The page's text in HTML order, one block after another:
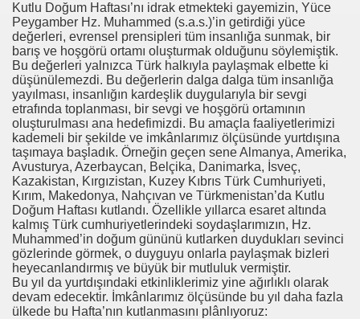
Kutlu Doğum Haftası’nı idrak etmekteki gayemizin, Yüce
Peygamber Hz. Muhammed (s.a.s.)’in getirdiği yüce
değerleri, evrensel prensipleri tüm insanlığa sunmak, bir
barış ve hoşgörü ortamı oluşturmak olduğunu söylemiştik.
Bu değerleri yalnızca Türk halkıyla paylaşmak elbette ki
düşünülemezdi. Bu değerlerin dalga dalga tüm insanlığa
yayılması, insanlığın kardeşlik duygularıyla bir sevgi
etrafında toplanması, bir sevgi ve hoşgörü ortamının
oluşturulması ana hedefimizdi. Bu amaçla faaliyetlerimizi
kademeli bir şekilde ve imkânlarımız ölçüsünde yurtdışına
taşımaya başladık. Örneğin geçen sene Almanya, Amerika,
Avusturya, Azerbaycan, Belçika, Danimarka, İsveç,
Kazakistan, Kırgızistan, Kuzey Kıbrıs Türk Cumhuriyeti,
Kırım, Makedonya, Nahçıvan ve Türkmenistan’da Kutlu
Doğum Haftası kutlandı. Özellikle yıllarca esaret altında
kalmış Türk cumhuriyetlerindeki soydaşlarımızın, Hz.
Muhammed’in doğum gününü kutlarken duydukları sevinci
gözlerinde görmek, o duyguyu onlarla paylaşmak bizleri
heyecanlandırmış ve büyük bir mutluluk vermiştir.
Bu yıl da yurtdışındaki etkinliklerimiz yine ağırlıklı olarak
devam edecektir. İmkânlarımız ölçüsünde bu yıl daha fazla
ülkede bu Hafta’nın kutlanmasını plânlıyoruz: